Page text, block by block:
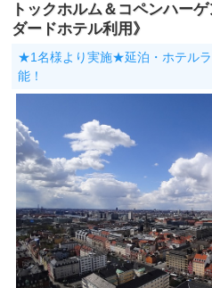
トックホルム＆コペンハー
ダードホテル利用》
★1名様より実施★延泊・ホテル
能！